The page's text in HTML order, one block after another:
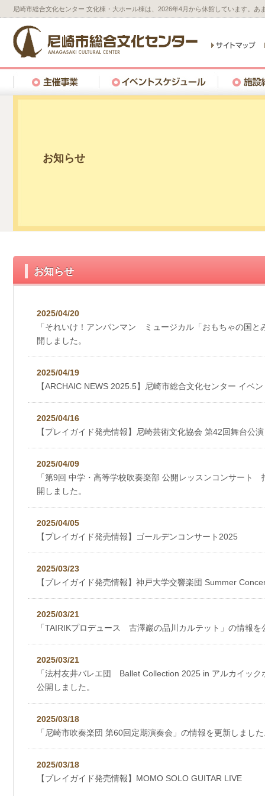
尼崎市総合文化センター 文化棟・大ホール棟は、2026年4月から休館しています。
お知らせ
お知らせ
2025/04/20
「それいけ！アンパンマン ミュージカル「おもちゃの国と
開しました。
2025/04/19
【ARCHAIC NEWS 2025.5】尼崎市総合文化センター イベ
2025/04/16
【プレイガイド発売情報】尼崎芸術文化協会 第42回舞台公
2025/04/09
「第9回 中学・高等学校吹奏楽部 公開レッスンコンサート
開しました。
2025/04/05
【プレイガイド発売情報】ゴールデンコンサート2025
2025/03/23
【プレイガイド発売情報】神戸大学交響楽団 Summer
2025/03/21
「TAIRIKプロデュース 古澤巖の品川カルテット」の情報を
2025/03/21
「法村友井バレエ団 Ballet Collection 2025 in アルカイッ
公開しました。
2025/03/18
「尼崎市吹奏楽団 第60回定期演奏会」の情報を更新しまし
2025/03/18
【プレイガイド発売情報】MOMO SOLO GUITAR LIVE